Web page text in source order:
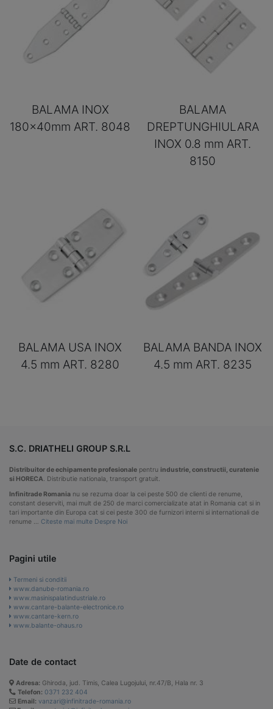
BALAMA INOX
180x40mm ART. 8048
BALAMA
DREPTUNGHIULARA
INOX 0.8 mm ART.
8150
BALAMA USA INOX
4.5 mm ART. 8280
BALAMA BANDA INOX
4.5 mm ART. 8235
S.C. DRIATHELI GROUP S.R.L
Distribuitor de echipamente profesionale pentru industrie, constructii, curatenie
si HORECA. Distributie nationala, transport gratuit.
Infinitrade Romania nu se rezuma doar la cei peste 500 de clienti de renume,
constant deserviti, mai mult de 250 de marci comercializate atat in Romania cat si in
tari importante din Europa cat si cei peste 300 de furnizori interni si internationali de
renume … Citeste mai multe Despre Noi
Pagini utile
Termeni si conditii
www.danube-romania.ro
www.masinispalatindustriale.ro
www.cantare-balante-electronice.ro
www.cantare-kern.ro
www.balante-ohaus.ro
Date de contact
Adresa: Ghiroda, jud. Timis, Calea Lugojului, nr.47/B, Hala nr. 3
Telefon: 0371 232 404
Email: vanzari@infinitrade-romania.ro